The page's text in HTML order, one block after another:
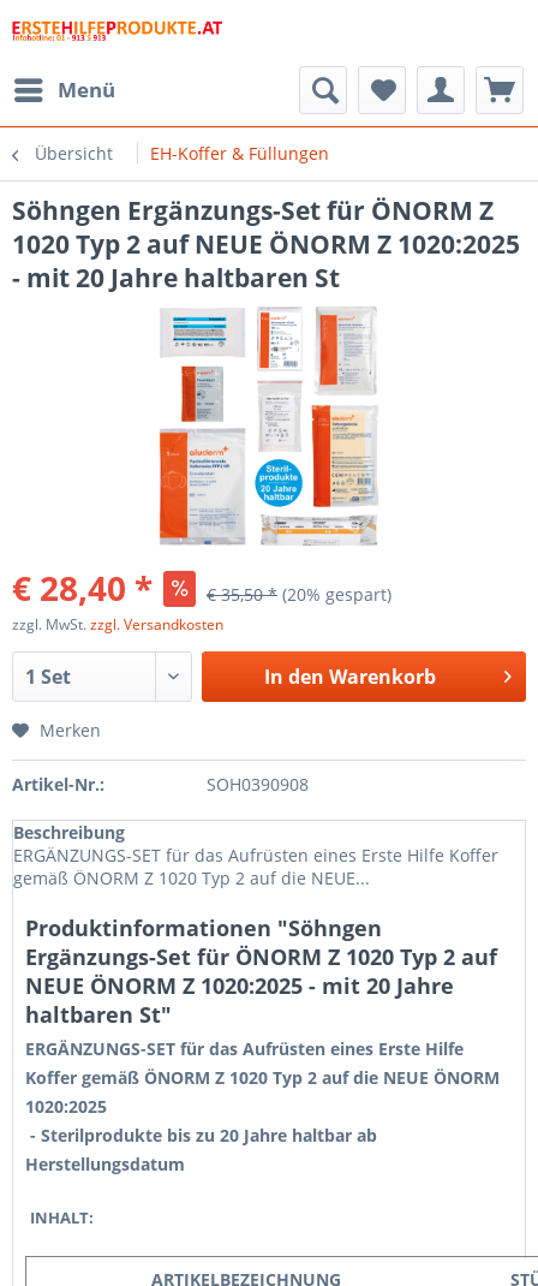
Menü
Übersicht EH-Koffer & Füllungen
Söhngen Ergänzungs-Set für ÖNORM Z
1020 Typ 2 auf NEUE ÖNORM Z 1020:2025
- mit 20 Jahre haltbaren St
€ 28,40 * € 35,50 * (20% gespart)
zzgl. MwSt.zzgl. Versandkosten
In den Warenkorb
Merken
Artikel-Nr.: SOH0390908
Beschreibung
ERGÄNZUNGS-SET für das Aufrüsten eines Erste Hilfe Koffer
gemäß ÖNORM Z 1020 Typ 2 auf die NEUE...
Produktinformationen "Söhngen
Ergänzungs-Set für ÖNORM Z 1020 Typ 2 auf
NEUE ÖNORM Z 1020:2025 - mit 20 Jahre
haltbaren St"
ERGÄNZUNGS-SET für das Aufrüsten eines Erste Hilfe
Koffer gemäß ÖNORM Z 1020 Typ 2 auf die NEUE ÖNORM
1020:2025
- Sterilprodukte bis zu 20 Jahre haltbar ab
Herstellungsdatum
INHALT:
ARTIKELBEZEICHNUNG